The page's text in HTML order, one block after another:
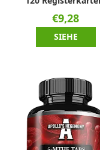
€9,28
SIEHE